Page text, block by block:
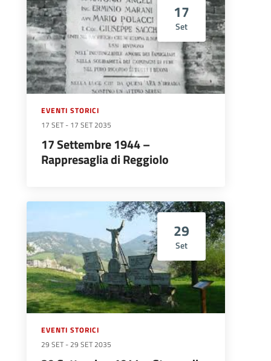
17
Set
EVENTI STORICI
17 SET - 17 SET 2035
17 Settembre 1944 –
Rappresaglia di Reggiolo
29
Set
EVENTI STORICI
29 SET -29 SET 2035